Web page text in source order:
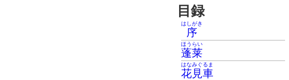
目録
序
はしがき
蓬莱
ほうらい
花見車
はなみぐるま